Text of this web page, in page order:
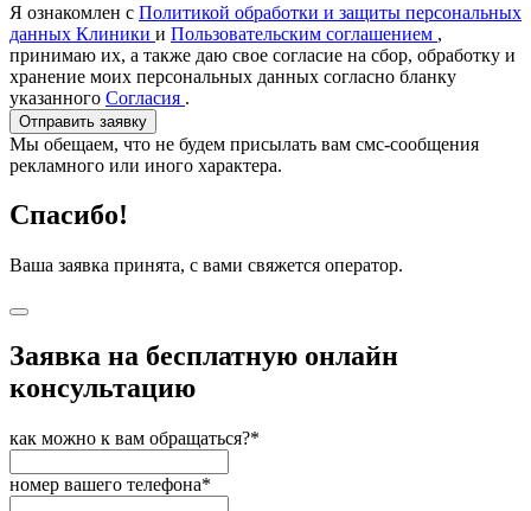
Я ознакомлен с Политикой обработки и защиты персональных
данных Клиники и Пользовательским соглашением ,
принимаю их, а также даю свое согласие на сбор, обработку и
хранение моих персональных данных согласно бланку
указанного Согласия .
Отправить заявку
Мы обещаем, что не будем присылать вам смс-сообщения
рекламного или иного характера.
Спасибо!
Ваша заявка принята, с вами свяжется оператор.
Заявка на бесплатную онлайн
консультацию
как можно к вам обращаться?*
номер вашего телефона*